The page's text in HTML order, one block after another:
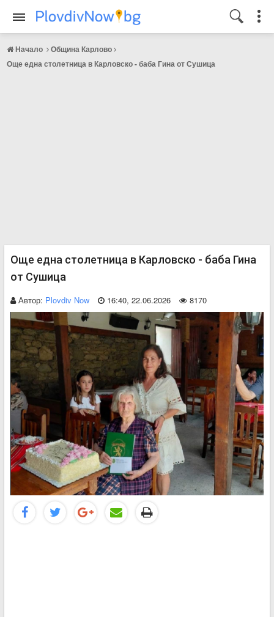
Начало
Община Карлово
Още една столетница в Карловско - баба Гина от Сушица
Още една столетница в Карловско - баба Гина
от Сушица
Автор: Plovdiv Now 16:40, 22.06.2026 8170